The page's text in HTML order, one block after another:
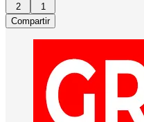
2
1
Compartir